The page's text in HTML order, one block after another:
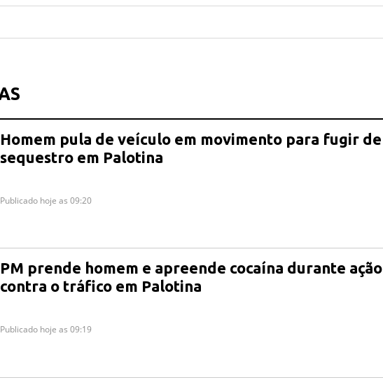
Homem pula de veículo em movimento para fugir de
sequestro em Palotina
Publicado hoje as 09:20
PM prende homem e apreende cocaína durante ação
contra o tráfico em Palotina
Publicado hoje as 09:19